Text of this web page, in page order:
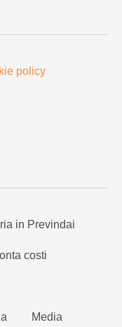
policy
in Previndai
costi
Media